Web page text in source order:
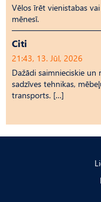
Vēlos īrēt vienistabas
mēnesī.
Citi
21:43, 13. Jūl, 2026
Dažādi saimnieciskie
sadzīves tehnikas,
transports. […]